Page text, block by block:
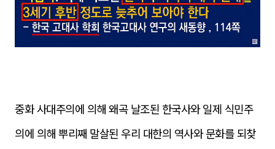
중화 사대주의에 의해 왜곡 날조된 한국사와 일제 식민주
의에 의해 뿌리째 말살된 우리 대한의 역사와 문화를 되찾